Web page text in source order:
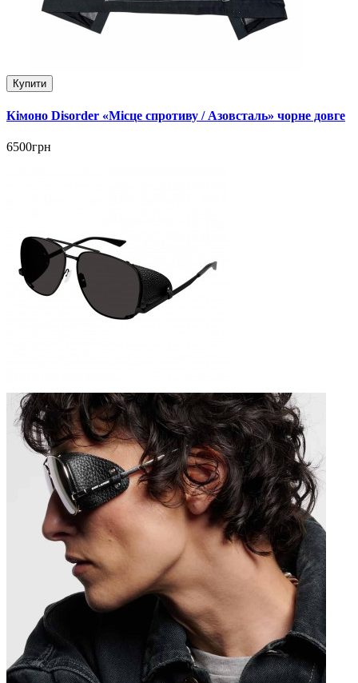
Купити
Кімоно Disorder «Місце спротиву / Азовсталь» чорне довге
6500грн